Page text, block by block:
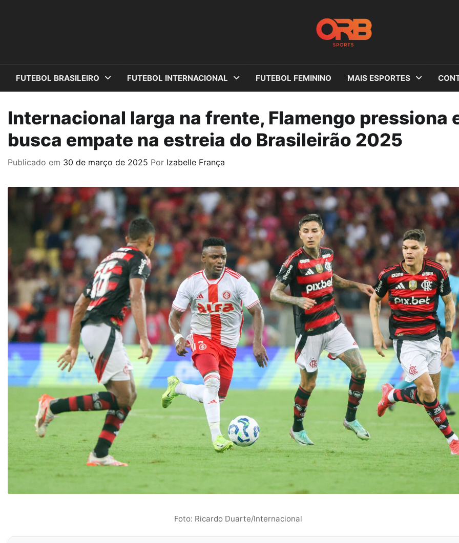
FUTEBOL BRASILEIRO FUTEBOL INTERNACIONAL FUTEBOL FEMININO MAIS ESPORTES
Internacional larga na frente, Flamengo pressiona
busca empate na estreia do Brasileirão 2025
Publicado em 30 de março de 2025 Por Izabelle França
Foto: Ricardo Duarte/Internacional